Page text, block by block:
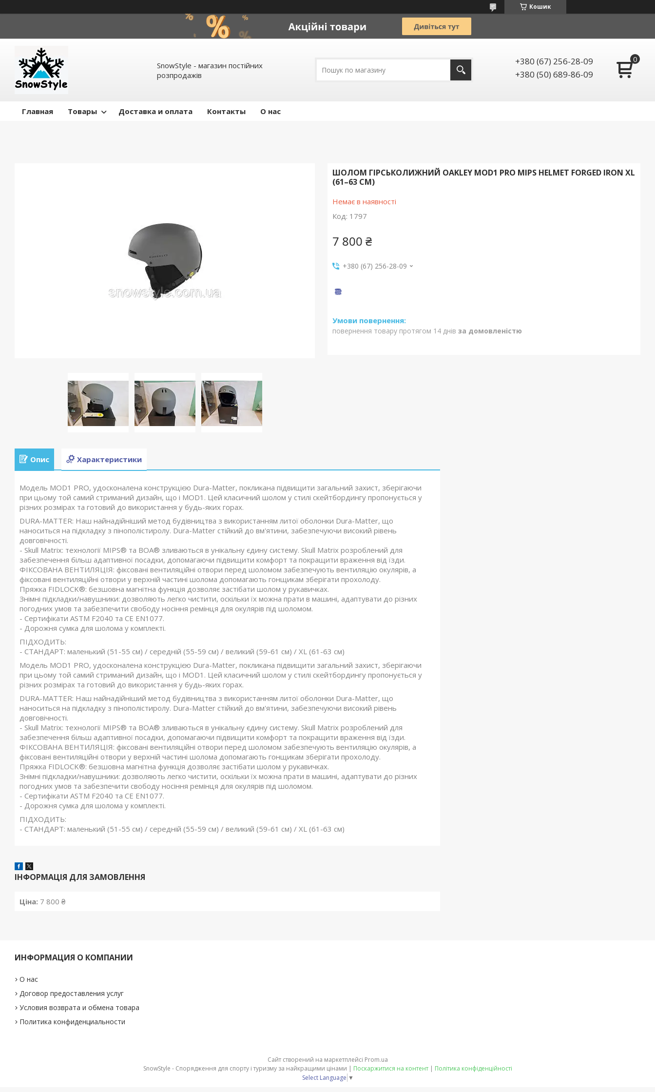
Кошик
SnowStyle - магазин постійних
розпродажів
+380 (67) 256-28-09
+380 (50) 689-86-09
Главная Товары Доставка и оплата Контакты О нас
ШОЛОМ ГІРСЬКОЛИЖНИЙ OAKLEY MOD1 PRO MIPS HELMET FORGED IRON XL
(61–63 СМ)
Немає в наявності
Код: 1797
7 800 ₴
+380 (67) 256-28-09
повернення товару протягом 14 днів за домовленістю
Опис Характеристики
Модель MOD1 PRO, удосконалена конструкцією Dura-Matter, покликана підвищити загальний захист, зберігаючи
при цьому той самий стриманий дизайн, що і MOD1. Цей класичний шолом у стилі скейтбордингу пропонується у
різних розмірах та готовий до використання у будь-яких горах.
DURA-MATTER: Наш найнадійніший метод будівництва з використанням литої оболонки Dura-Matter, що
наноситься на підкладку з пінополістиролу. Dura-Matter стійкий до вм'ятини, забезпечуючи високий рівень
довговічності.
- Skull Matrix: технології MIPS® та BOA® зливаються в унікальну єдину систему. Skull Matrix розроблений для
забезпечення більш адаптивної посадки, допомагаючи підвищити комфорт та покращити враження від їзди.
ФІКСОВАНА ВЕНТИЛЯЦІЯ: фіксовані вентиляційні отвори перед шоломом забезпечують вентиляцію окулярів, а
фіксовані вентиляційні отвори у верхній частині шолома допомагають гонщикам зберігати прохолоду.
Пряжка FIDLOCK®: безшовна магнітна функція дозволяє застібати шолом у рукавичках.
Знімні підкладки/навушники: дозволяють легко чистити, оскільки їх можна прати в машині, адаптувати до різних
погодних умов та забезпечити свободу носіння ремінця для окулярів під шоломом.
- Сертифікати ASTM F2040 та CE EN1077.
- Дорожня сумка для шолома у комплекті.
ПІДХОДИТЬ:
- СТАНДАРТ: маленький (51-55 см) / середній (55-59 см) / великий (59-61 см) / XL (61-63 см)
Модель MOD1 PRO, удосконалена конструкцією Dura-Matter, покликана підвищити загальний захист, зберігаючи
при цьому той самий стриманий дизайн, що і MOD1. Цей класичний шолом у стилі скейтбордингу пропонується у
різних розмірах та готовий до використання у будь-яких горах.
DURA-MATTER: Наш найнадійніший метод будівництва з використанням литої оболонки Dura-Matter, що
наноситься на підкладку з пінополістиролу. Dura-Matter стійкий до вм'ятини, забезпечуючи високий рівень
довговічності.
- Skull Matrix: технології MIPS® та BOA® зливаються в унікальну єдину систему. Skull Matrix розроблений для
забезпечення більш адаптивної посадки, допомагаючи підвищити комфорт та покращити враження від їзди.
ФІКСОВАНА ВЕНТИЛЯЦІЯ: фіксовані вентиляційні отвори перед шоломом забезпечують вентиляцію окулярів, а
фіксовані вентиляційні отвори у верхній частині шолома допомагають гонщикам зберігати прохолоду.
Пряжка FIDLOCK®: безшовна магнітна функція дозволяє застібати шолом у рукавичках.
Знімні підкладки/навушники: дозволяють легко чистити, оскільки їх можна прати в машині, адаптувати до різних
погодних умов та забезпечити свободу носіння ремінця для окулярів під шоломом.
- Сертифікати ASTM F2040 та CE EN1077.
- Дорожня сумка для шолома у комплекті.
ПІДХОДИТЬ:
- СТАНДАРТ: маленький (51-55 см) / середній (55-59 см) / великий (59-61 см) / XL (61-63 см)
ІНФОРМАЦІЯ ДЛЯ ЗАМОВЛЕННЯ
Ціна: 7 800 ₴
ИНФОРМАЦИЯ О КОМПАНИИ
О нас
Договор предоставления услуг
Условия возврата и обмена товара
Политика конфиденциальности
Сайт створений на маркетплейсі Prom.ua
Поскаржитися на контент
Політика конфіденційності
Select Language ▼